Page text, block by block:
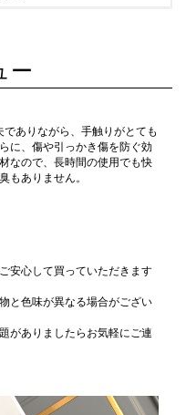
ー
ありながら、手触りがとても
に、傷や引っかき傷を防ぐ効
なので、長時間の使用でも快
もありません。
安心して買っていただきます
と色味が異なる場合がござい
がありましたらお気軽にご連